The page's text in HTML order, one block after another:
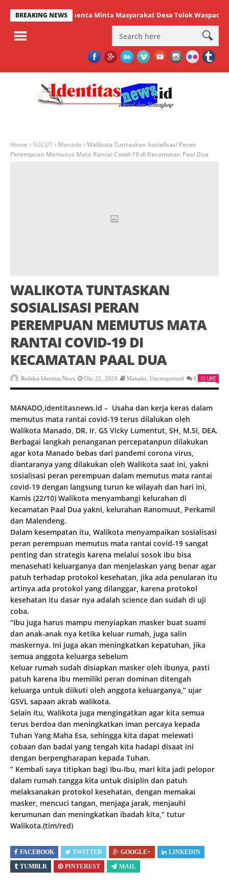
BREAKING NEWS
Lumenta Minta Masyarakat Desa Tolok Waspadai
Home SULUT Manado Walikota Tuntaskan Sosialisasi Peran
Perempuan Memutus Mata Rantai Covid-19 di Kecamatan Paal Dua
WALIKOTA TUNTASKAN
SOSIALISASI PERAN
PEREMPUAN MEMUTUS MATA
RANTAI COVID-19 DI
KECAMATAN PAAL DUA
Redaksi Identitas News Okt 22, 2020 Manado Uncategorized 0 LIKE
MANADO,identitasnews.id – Usaha dan kerja keras dalam
memutus mata rantai covid-19 terus dilalukan oleh
Walikota Manado, DR. Ir. GS Vicky Lumentut, SH, M.Si, DEA.
Berbagai langkah penanganan percepatanpun dilakukan
agar kota Manado bebas dari pandemi corona virus,
diantaranya yang dilakukan oleh Walikota saat ini, yakni
sosialisasi peran perempuan dalam memutus mata rantai
covid-19 dengan langsung turun ke wilayah dan hari ini,
Kamis (22/10) Walikota menyambangi kelurahan di
kecamatan Paal Dua yakni, kelurahan Ranomuut, Perkamil
dan Malendeng.
Dalam kesempatan itu, Walikota menyampaikan sosialisasi
peran perempuan memutus mata rantai covid-19 sangat
penting dan strategis karena melalui sosok ibu bisa
menasehati keluarganya dan menjelaskan yang benar agar
patuh terhadap protokol kesehatan, jika ada penularan itu
artinya ada protokol yang dilanggar, karena protokol
kesehatan itu dasar nya adalah science dan sudah di uji
coba.
“Ibu juga harus mampu menyiapkan masker buat suami
dan anak-anak nya ketika keluar rumah, juga salin
maskernya. Ini juga akan meningkatkan kepatuhan, jika
semua anggota keluarga sebelum
Keluar rumah sudah disiapkan masker oleh ibunya, pasti
patuh karena ibu memiliki peran dominan ditengah
keluarga untuk diikuti oleh anggota keluarganya,” ujar
GSVL sapaan akrab walikota.
Selain itu, Walikota juga mengingatkan agar kita semua
terus berdoa dan meningkatkan iman percaya kepada
Tuhan Yang Maha Esa, sehingga kita dapat melewati
cobaan dan badai yang tengah kita hadapi disaat ini
dengan berpengharapan kepada Tuhan.
” Kembali saya titipkan bagi Ibu-Ibu, mari kita jadi pelopor
dalam rumah tangga kita untuk disiplin dan patuh
melaksanakan protokol kesehatan, dengan memakai
masker, mencuci tangan, menjaga jarak, menjauhi
kerumunan dan meningkatkan ibadah kita,” tutur
Walikota.(tim/red)
FACEBOOK TWITTER GOOGLE+
LINKEDIN
TUMBLR
PINTEREST MAIL